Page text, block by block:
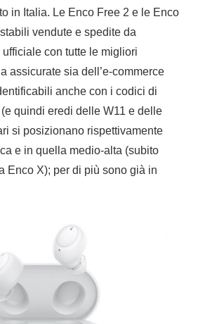
in Italia. Le Enco Free 2 e le Enco
vendute e spedite da
ufficiale con tutte le migliori
assicurate sia dell’e-commerce
anche con i codici di
quindi eredi delle W11 e delle
si posizionano rispettivamente
e in quella medio-alta (subito
Enco X); per di più sono già in